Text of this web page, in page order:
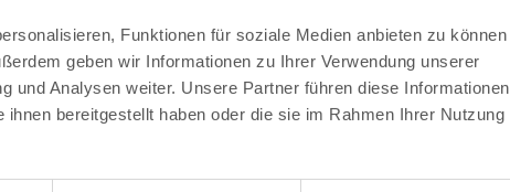
Funktionen für soziale Medien anbieten zu können
geben wir Informationen zu Ihrer Verwendung unserer
und Analysen weiter. Unsere Partner führen diese Informationen
bereitgestellt haben oder die sie im Rahmen Ihrer Nutzung
la galerie